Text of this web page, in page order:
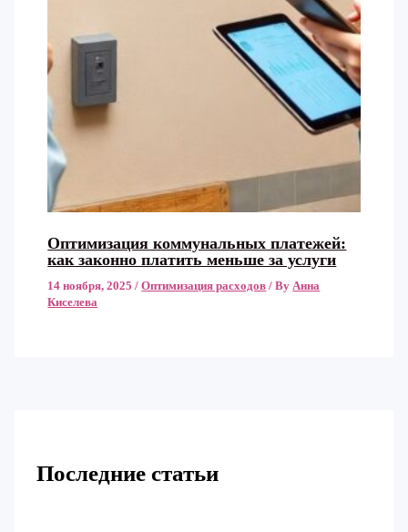
Оптимизация коммунальных платежей:
как законно платить меньше за услуги
14 ноября, 2025/Оптимизация расходов / By Анна
Киселева
Последние статьи